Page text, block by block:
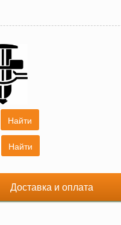
Доставка и оплата